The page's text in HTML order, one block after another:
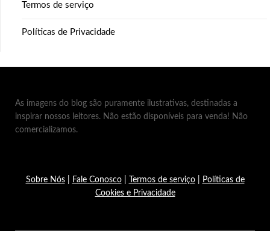
Termos de serviço
Políticas de Privacidade
As imagens do blog são puramente ilustrativas, destinadas a
inspirar nossos leitores. Não estão disponíveis para venda! Não
comercializamos.
Sobre Nós| Fale Conosco| Termos de serviço|
Políticas de
Cookies e Privacidade